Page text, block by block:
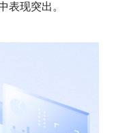
表现突出。